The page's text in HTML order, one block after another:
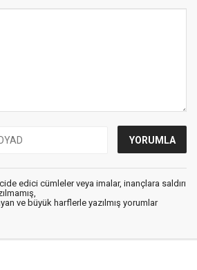
edici cümleler veya imalar, inançlara saldırı
ve büyük harflerle yazılmış yorumlar